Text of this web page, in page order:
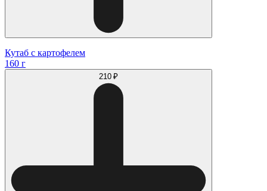
Кутаб с картофелем
160 г
210 ₽